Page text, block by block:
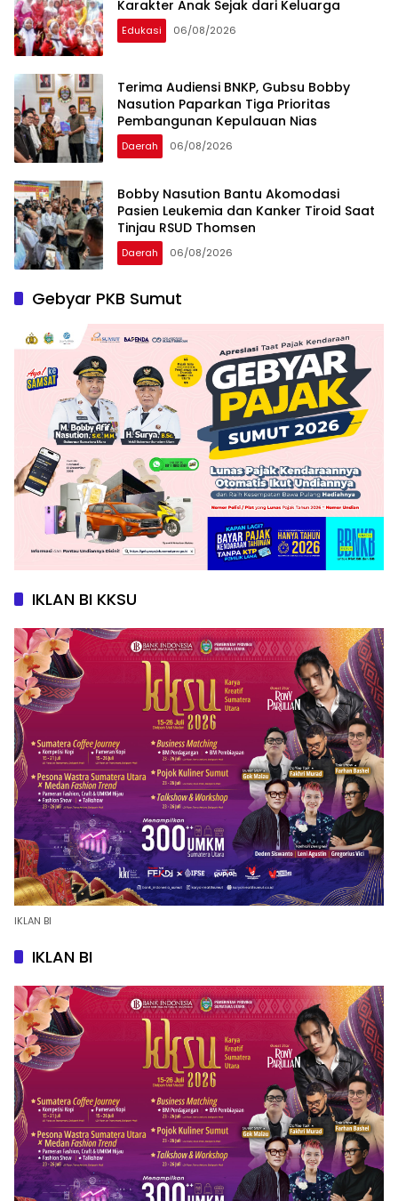
Karakter Anak Sejak dari Keluarga
Edukasi 06/08/2026
Terima Audiensi BNKP, Gubsu Bobby
Nasution Paparkan Tiga Prioritas
Pembangunan Kepulauan Nias
Daerah 06/08/2026
Bobby Nasution Bantu Akomodasi
Pasien Leukemia dan Kanker Tiroid Saat
Tinjau RSUD Thomsen
Daerah 06/08/2026
Gebyar PKB Sumut
IKLAN BI KKSU
IKLAN BI
IKLAN BI